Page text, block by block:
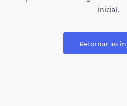
inicial.
Retornar ao